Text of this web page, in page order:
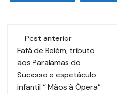
Post anterior
Fafá de Belém, tributo
aos Paralamas do
Sucesso e espetáculo
infantil “ Mãos à Ópera”